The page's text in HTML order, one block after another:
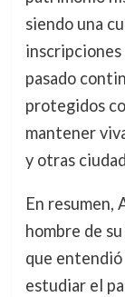
siendo una
pasado
protegidos
mantener
y otras
En resumen,
hombre de
que
estudiar el